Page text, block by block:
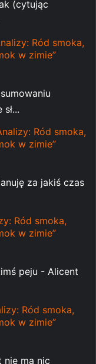
(cytując
Ród smoka,
w zimie”
Ród smoka,
w zimie”
za jakiś czas
Ród smoka,
w zimie”
peju - Alicent
Ród smoka,
w zimie”
nie ma nic